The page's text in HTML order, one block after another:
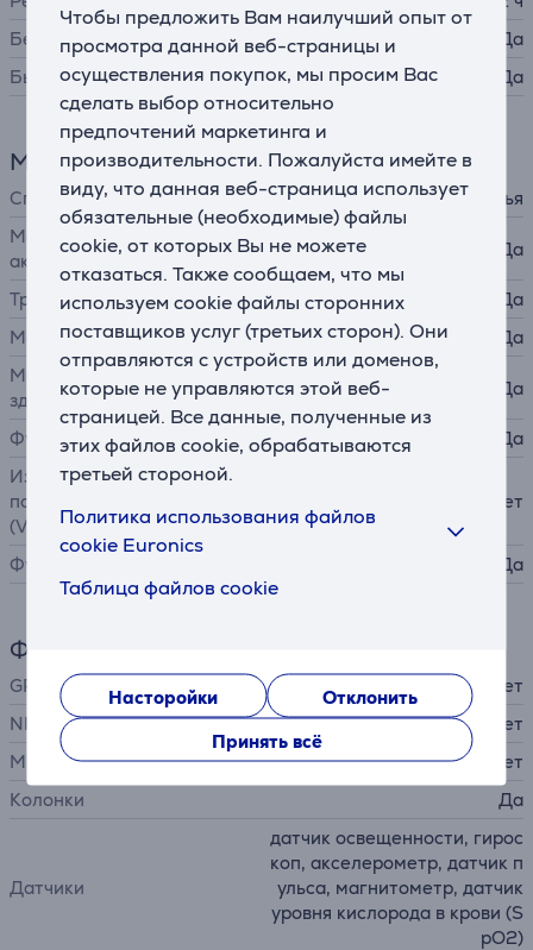
Чтобы предложить Вам наилучший опыт от
просмотра данной веб-страницы и
осуществления покупок, мы просим Вас
сделать выбор относительно
предпочтений маркетинга и
производительности. Пожалуйста имейте в
виду, что данная веб-страница использует
обязательные (необходимые) файлы
cookie, от которых Вы не можете
отказаться. Также сообщаем, что мы
используем cookie файлы сторонних
поставщиков услуг (третьих сторон). Они
отправляются с устройств или доменов,
которые не управляются этой веб-
страницей. Все данные, полученные из
этих файлов cookie, обрабатываются
третьей стороной.
Политика использования файлов
cookie Euronics
Таблица файлов cookie
Насторойки
Отклонить
Принять всё
Беспроводная зарядка
Да
Быстрая зарядка
Да
Мониторинг здоровья и активности
Способ измерения пульса
с запястья
Мониторинг физической
активности
Да
Тренировочные режимы
Да
Мониторинг сна
Да
Мониторинг женского
здоровья
Да
Функции уровня стресса
Да
Измерение максимального
потребления кислорода
(VO2 макс.)
Нет
Функции плавания Да
Функции
GPS
Нет
NFC
Нет
Микрофон
Нет
Колонки
Да
Датчики
датчик освещенности, гирос
коп, акселерометр, датчик п
ульса, магнитометр, датчик
уровня кислорода в крови (S
pO2)